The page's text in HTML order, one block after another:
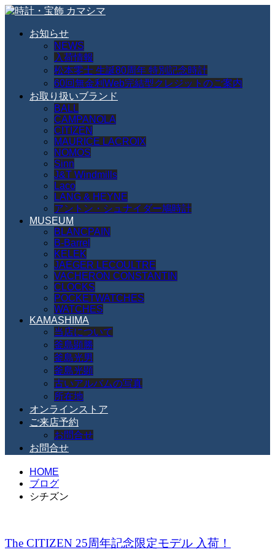
お知らせ
NEWS
入荷情報
松本零士 生誕80周年 特別記念時計
60回無金利Web完結型クレジットのご案内
お取り扱いブランド
BALL
CAMPANOLA
CITIZEN
MAURICE LACROIX
NOMOS
Sinn
J&T Windmills
Laco
LANG & HEYNE
アントン・シュナイダー鳩時計
MUSEUM
BLANCPAIN
B-Barrel
KELEK
JAEGER LECOULTRE
VACHERON CONSTANTIN
CLOCKS
POCKETWATCHES
WATCHES
KAMASHIMA
当店について
釜島顕勝
釜島光男
釜島光顕
古いアルバムの写真
所在地
オンラインストア
ご来店予約
お問合せ
お問合せ
HOME
ブログ
シチズン
The CITIZEN 25周年記念限定モデル 入荷！